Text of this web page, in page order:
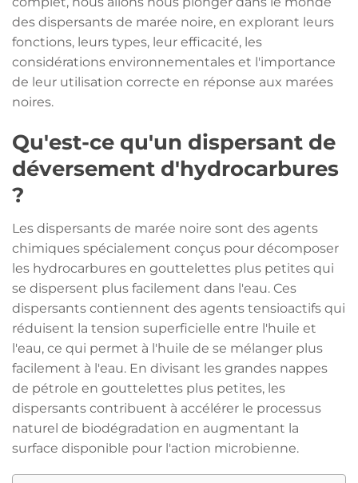
des dispersants de marée noire, en explorant leurs
fonctions, leurs types, leur efficacité, les
considérations environnementales et l'importance
de leur utilisation correcte en réponse aux marées
noires.
Qu'est-ce qu'un dispersant de
déversement d'hydrocarbures
?
Les dispersants de marée noire sont des agents
chimiques spécialement conçus pour décomposer
les hydrocarbures en gouttelettes plus petites qui
se dispersent plus facilement dans l'eau. Ces
dispersants contiennent des agents tensioactifs qui
réduisent la tension superficielle entre l'huile et
l'eau, ce qui permet à l'huile de se mélanger plus
facilement à l'eau. En divisant les grandes nappes
de pétrole en gouttelettes plus petites, les
dispersants contribuent à accélérer le processus
naturel de biodégradation en augmentant la
surface disponible pour l'action microbienne.